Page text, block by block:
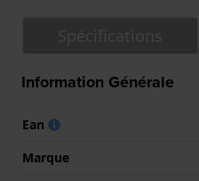
Information Générale
Ean
Marque